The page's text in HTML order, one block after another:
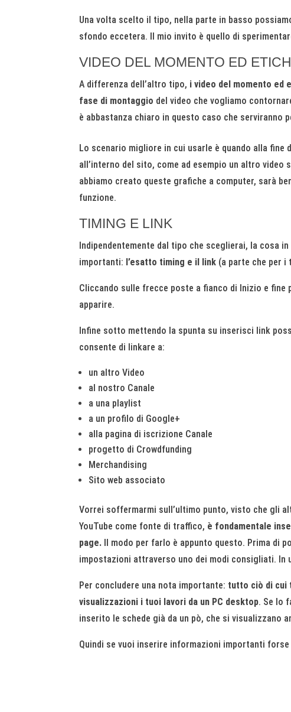
Una volta scelto il tipo, nella parte in basso
sfondo eccetera. Il mio invito è quello di
VIDEO DEL MOMENTO ED
A differenza dell’altro tipo, i video del momento ed
fase di montaggio del video che vogliamo
è abbastanza chiaro in questo caso che serviranno
Lo scenario migliore in cui usarle è quando alla
all’interno del sito, come ad esempio un altro
abbiamo creato queste grafiche a computer, sarà
funzione.
TIMING E LINK
Indipendentemente dal tipo che sceglierai, la cosa
importanti: l’esatto timing e il link (a parte che per i
Cliccando sulle frecce poste a fianco di Inizio e
apparire.
Infine sotto mettendo la spunta su inserisci link
consente di linkare a:
un altro Video
al nostro Canale
a una playlist
a un profilo di Google+
alla pagina di iscrizione Canale
progetto di Crowdfunding
Merchandising
Sito web associato
Vorrei soffermarmi sull’ultimo punto, visto che gli
YouTube come fonte di traffico, è fondamentale
page. Il modo per farlo è appunto questo. Prima di
impostazioni attraverso uno dei modi consigliati. In
Per concludere una nota importante: tutto ciò di cui
visualizzazioni i tuoi lavori da un PC desktop. Se lo
inserito le schede già da un pò, che si visualizzano
Quindi se vuoi inserire informazioni importanti